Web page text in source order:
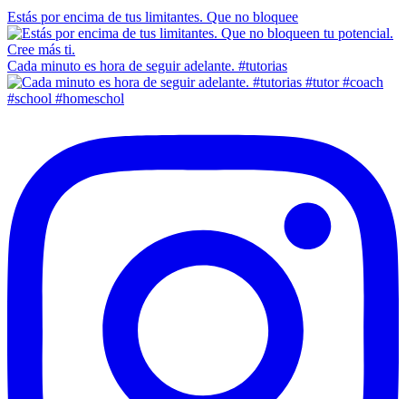
Estás por encima de tus limitantes. Que no bloquee
Cada minuto es hora de seguir adelante. #tutorias